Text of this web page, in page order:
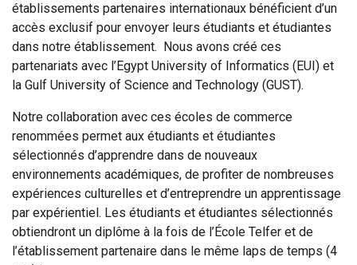
établissements partenaires internationaux bénéficient d’un
accès exclusif pour envoyer leurs étudiants et étudiantes
dans notre établissement. Nous avons créé ces
partenariats avec l’Egypt University of Informatics (EUI) et
la Gulf University of Science and Technology (GUST).
Notre collaboration avec ces écoles de commerce
renommées permet aux étudiants et étudiantes
sélectionnés d’apprendre dans de nouveaux
environnements académiques, de profiter de nombreuses
expériences culturelles et d’entreprendre un apprentissage
par expérientiel. Les étudiants et étudiantes sélectionnés
obtiendront un diplôme à la fois de l’École Telfer et de
l’établissement partenaire dans le même laps de temps (4